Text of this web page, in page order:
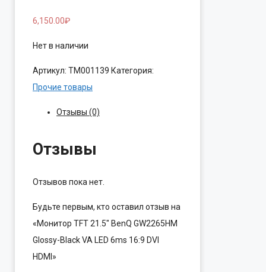
6,150.00₽
Нет в наличии
Артикул: ТМ001139 Категория:
Прочие товары
Отзывы (0)
Отзывы
Отзывов пока нет.
Будьте первым, кто оставил отзыв на
«Монитор TFT 21.5″ BenQ GW2265HM
Glossy-Black VA LED 6ms 16:9 DVI
HDMI»